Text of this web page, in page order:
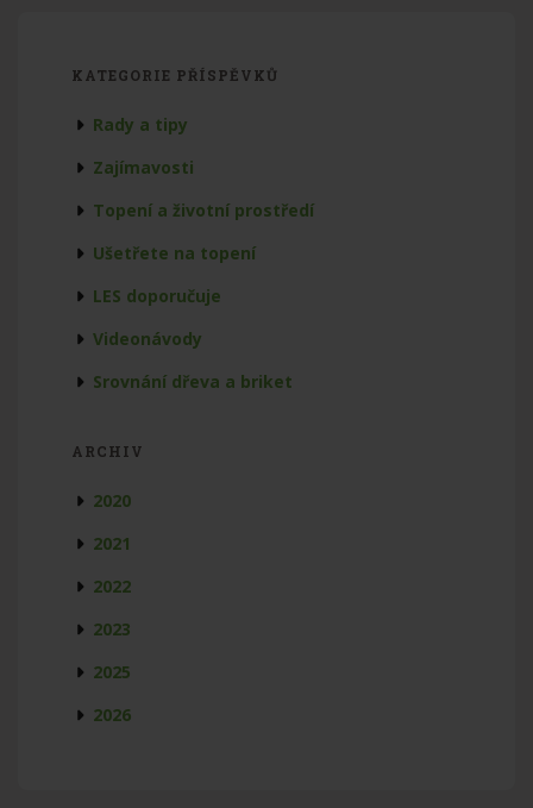
KATEGORIE PŘÍSPĚVKŮ
Rady a tipy
Zajímavosti
Topení a životní prostředí
Ušetřete na topení
LES doporučuje
Videonávody
Srovnání dřeva a briket
ARCHIV
2020
2021
2022
2023
2025
2026